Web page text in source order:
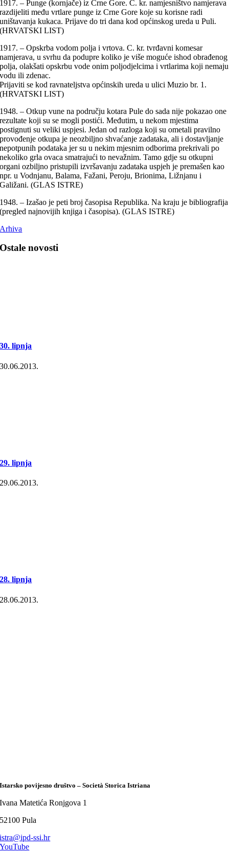
1917. – Punge (kornjače) iz Crne Gore. C. kr. namjesništvo namjerava
razdijeliti među vrtlare punge iz Crne Gore koje su korisne radi
uništavanja kukaca. Prijave do tri dana kod općinskog ureda u Puli.
(HRVATSKI LIST)
1917. – Opskrba vodom polja i vrtova. C. kr. tvrđavni komesar
namjerava, u svrhu da podupre koliko je više moguće ishod obrađenog
polja, olakšati opskrbu vode onim poljodjelcima i vrtlarima koji nemaju
vodu ili zdenac.
Prijaviti se kod ravnateljstva općinskih ureda u ulici Muzio br. 1.
(HRVATSKI LIST)
1948. – Otkup vune na području kotara Pule do sada nije pokazao one
rezultate koji su se mogli postići. Međutim, u nekom mjestima
postignuti su veliki uspjesi. Jedan od razloga koji su ometali pravilno
provođenje otkupa je neozbiljno shvaćanje zadataka, ali i dostavljanje
nepotpunih podataka jer su u nekim mjesnim odborima prekrivali po
nekoliko grla ovaca smatrajući to nevažnim. Tamo gdje su otkupni
organi ozbiljno pristupili izvršavanju zadataka uspjeh je premašen kao
npr. u Vodnjanu, Balama, Fažani, Peroju, Brionima, Ližnjanu i
Galižani. (GLAS ISTRE)
1948. – Izašao je peti broj časopisa Republika. Na kraju je bibliografija
(pregled najnovijih knjiga i časopisa). (GLAS ISTRE)
Arhiva
Ostale novosti
30. lipnja
30.06.2013.
29. lipnja
29.06.2013.
28. lipnja
28.06.2013.
Istarsko povijesno društvo – Società Storica Istriana
Ivana Matetića Ronjgova 1
52100 Pula
istra@ipd-ssi.hr
YouTube